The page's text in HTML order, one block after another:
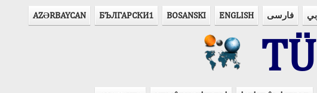
AZӘRBAYCAN БЪЛГАРСКИ1 BOSANSKI ENGLISH فارسی